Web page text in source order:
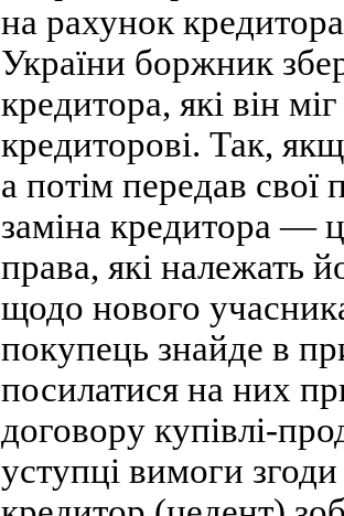
на рахунок
України боржник
кредитора, які він
кредиторові. Так,
а потім передав свої
заміна кредитора —
права, які належать
щодо нового
покупець знайде в
посилатися на них
договору купівлі-
уступці вимоги